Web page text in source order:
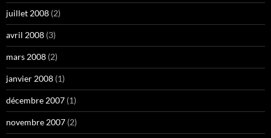
juillet 2008 (2)
avril 2008 (3)
mars 2008 (2)
janvier 2008 (1)
décembre 2007 (1)
novembre 2007 (2)